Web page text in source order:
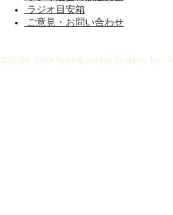
ラジオ目安箱
ご意見・お問い合わせ
©2026 Oita Broadcasting System, Inc.